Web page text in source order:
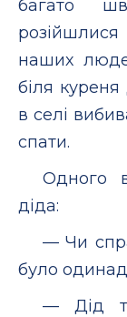
багато
наших
біля куреня
в селі
спати.
Одного
діда:
— Чи
було
— Дід